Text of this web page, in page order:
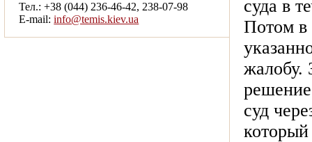
суда в
Потом в
жалобу.
суд
Тел.: +38 (044) 236-46-42, 238-07-98
E-mail:info@temis.kiev.ua